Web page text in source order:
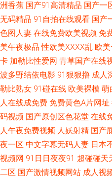
频官网 91偷拍网 91视屏免费看 91白
网址 香蕉av福利资源在线 亚洲夜夜
高潮对白拿下 国产精品自拍区 大香
品 性福AV 91久久国产精品 wwwav
91免费网 www97人妻网 久久一区
线观 91啦九色POnY熟妇 青青草大
入口 久久88 色婷婷基地激情片
洲香蕉 国产91高清精品 国产一
无码精品 91自拍在线观看 国产
色图人妻 在线免费欧美视频 免
美午夜极品 性欧美ⅩⅩⅩⅩ乱 欧
卡 加勒比性爱网 青草国产在线
波多野结依电影 91狠狠撸 成人
勒比熟女 91碰在线 欧美裸模 萌
人在线成免费 免费黄色A片网址
码视频 国产原创区色花堂 在线
人午夜免费视频 人妖射精 国产
夜一区 中文字幕无码人妻 日本
视频网 91日日夜夜91 超碰碰天
二区 国产激情视频网站 成人视